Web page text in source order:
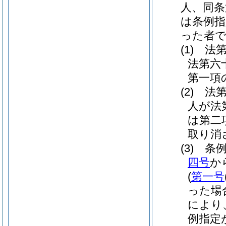
人、同
は条例
った者
(1)
法
法第六
第一項
(2)
法
人が法
は第二
取り消
(3)
条
四号か
(第一号
った場
により
例指定